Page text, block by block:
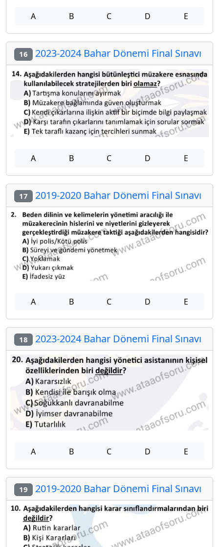
A B C D E
16 2023-2024 Bahar Dönemi Final Sınavı
A B C D E
17 2019-2020 Bahar Dönemi Final Sınavı
A B C D E
18 2023-2024 Bahar Dönemi Final Sınavı
A B C D E
19 2019-2020 Bahar Dönemi Final Sınavı